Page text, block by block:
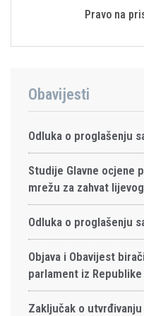
Pravo na
Obavijesti
Odluka o proglašenju
Studije Glavne ocjene
mrežu za zahvat
Odluka o proglašenju
Objava i Obavijest
parlament iz
Zaključak o